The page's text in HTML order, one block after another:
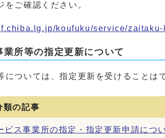
をご確認ください。
koufuku/service/zaitaku-
所等の指定更新について
については、指定更新を受けることは
類の記事
ビス事業所の指定・指定更新申請につ